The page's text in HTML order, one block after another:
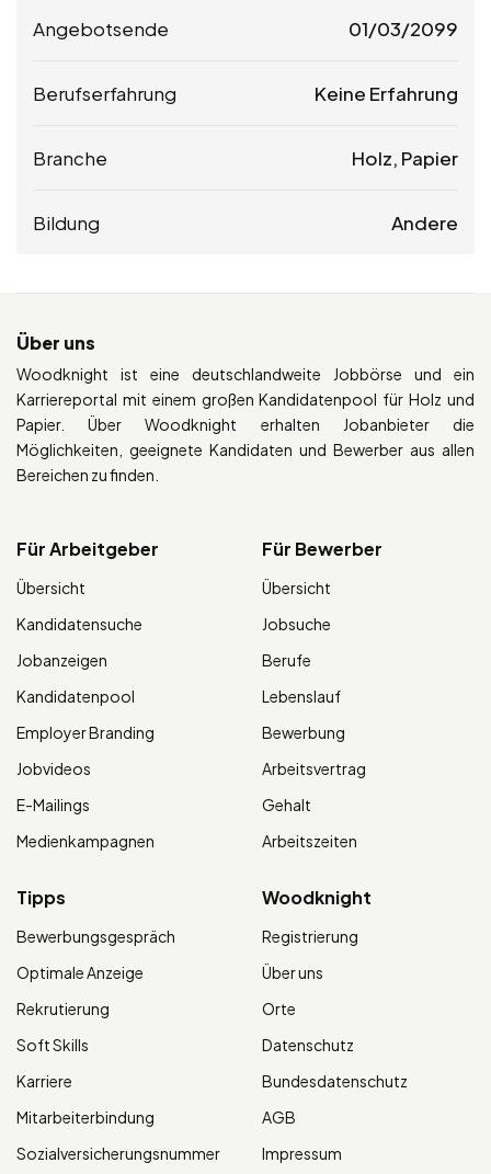
Angebotsende 01/03/2099
Berufserfahrung Keine Erfahrung
Branche Holz, Papier
Bildung Andere
Über uns
Woodknight ist eine deutschlandweite Jobbörse und ein
Karriereportal mit einem großen Kandidatenpool für Holz und
Papier. Über Woodknight erhalten Jobanbieter die
Möglichkeiten, geeignete Kandidaten und Bewerber aus allen
Bereichen zu finden.
Für Arbeitgeber
Übersicht
Kandidatensuche
Jobanzeigen
Kandidatenpool
Employer Branding
Jobvideos
E-Mailings
Medienkampagnen
Für Bewerber
Übersicht
Jobsuche
Berufe
Lebenslauf
Bewerbung
Arbeitsvertrag
Gehalt
Arbeitszeiten
Tipps
Bewerbungsgespräch
Optimale Anzeige
Rekrutierung
Soft Skills
Karriere
Mitarbeiterbindung
Sozialversicherungsnummer
Woodknight
Registrierung
Über uns
Orte
Datenschutz
Bundesdatenschutz
AGB
Impressum